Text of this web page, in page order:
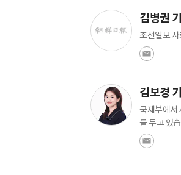
김병권
조선일보
김보경
국제부에서
를 두고 있